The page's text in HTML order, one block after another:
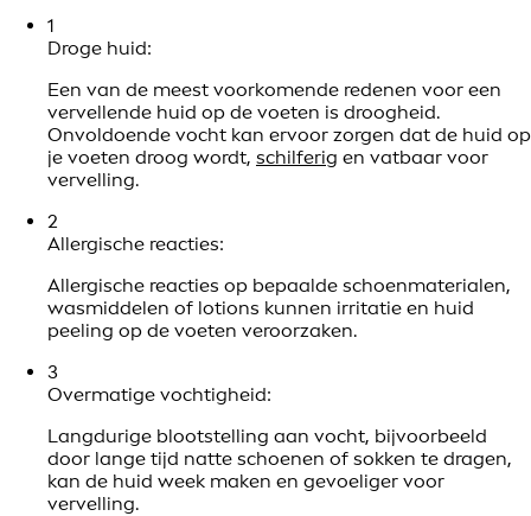
1
Droge huid:
Een van de meest voorkomende redenen voor een
vervellende huid op de voeten is droogheid.
Onvoldoende vocht kan ervoor zorgen dat de huid op
je voeten droog wordt, schilferig en vatbaar voor
vervelling.
2
Allergische reacties:
Allergische reacties op bepaalde schoenmaterialen,
wasmiddelen of lotions kunnen irritatie en huid
peeling op de voeten veroorzaken.
3
Overmatige vochtigheid:
Langdurige blootstelling aan vocht, bijvoorbeeld
door lange tijd natte schoenen of sokken te dragen,
kan de huid week maken en gevoeliger voor
vervelling.